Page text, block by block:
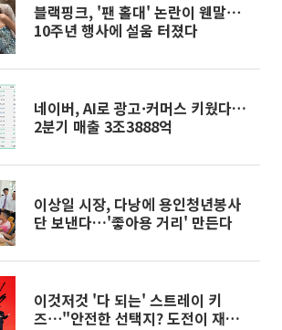
블랙핑크, '팬 홀대' 논란이 웬말⋯
10주년 행사에 설움 터졌다
네이버, AI로 광고·커머스 키웠다…
2분기 매출 3조3888억
이상일 시장, 다낭에 용인청년봉사
단 보낸다…'좋아용 거리' 만든다
이것저것 '다 되는' 스트레이 키
즈⋯"안전한 선택지? 도전이 재밌